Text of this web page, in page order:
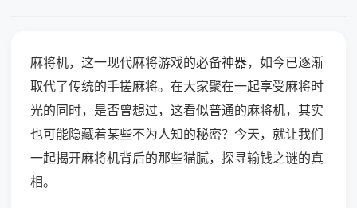
麻将机，这一现代麻将游戏的必备神器，如今已逐渐
取代了传统的手搓麻将。在大家聚在一起享受麻将时
光的同时，是否曾想过，这看似普通的麻将机，其实
也可能隐藏着某些不为人知的秘密？今天，就让我们
一起揭开麻将机背后的那些猫腻，探寻输钱之谜的真
相。